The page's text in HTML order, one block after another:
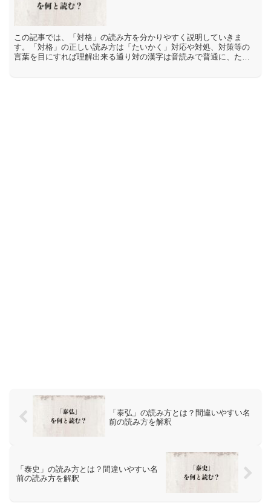
この記事では、「対格」の読み方を分かりやすく説明していきま
す。「対格」の正しい読み方は「たいかく」対応や対処、対策等の
言葉を目にすれば理解出来る通り対の漢字は音読みで普通に、たい
「泰弘」の読み方とは？間違いやすい名
前の読み方を解釈
「泰史」の読み方とは？間違いやすい名
前の読み方を解釈